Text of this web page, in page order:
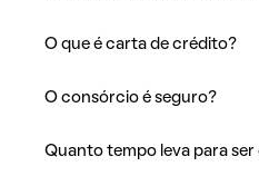
O que é carta de crédito?
O consórcio é seguro?
Quanto tempo leva para